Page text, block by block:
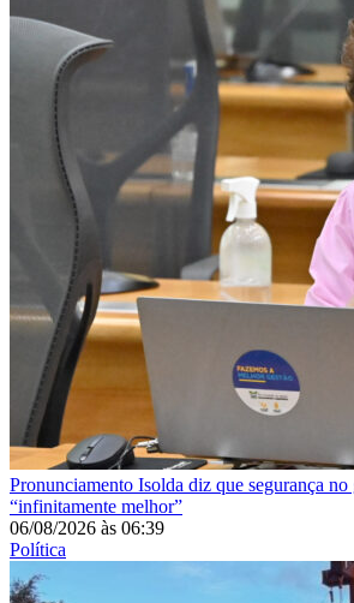
Pronunciamento Isolda diz que segurança no
“infinitamente melhor”
06/08/2026 às 06:39
Política